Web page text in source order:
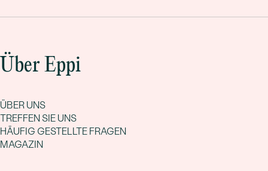
Über Eppi
ÜBER UNS
TREFFEN SIE UNS
HÄUFIG GESTELLTE FRAGEN
MAGAZIN